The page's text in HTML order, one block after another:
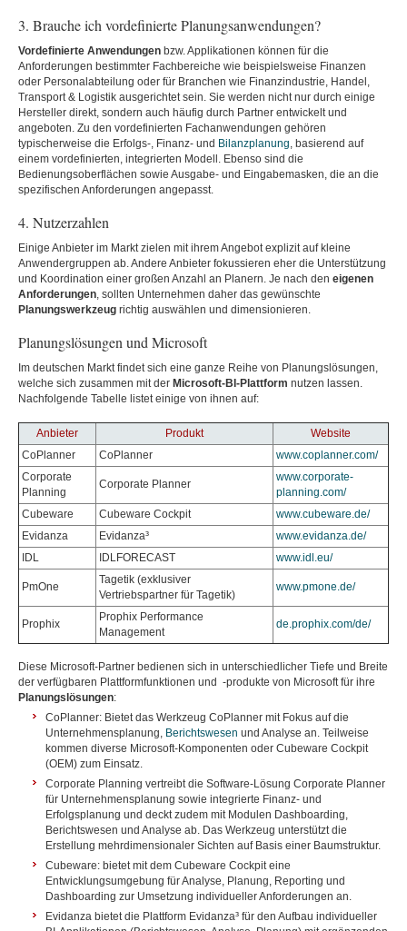
3. Brauche ich vordefinierte Planungsanwendungen?
Vordefinierte Anwendungen bzw. Applikationen können für die
Anforderungen bestimmter Fachbereiche wie beispielsweise Finanzen
oder Personalabteilung oder für Branchen wie Finanzindustrie, Handel,
Transport & Logistik ausgerichtet sein. Sie werden nicht nur durch einige
Hersteller direkt, sondern auch häufig durch Partner entwickelt und
angeboten. Zu den vordefinierten Fachanwendungen gehören
typischerweise die Erfolgs-, Finanz- und Bilanzplanung, basierend auf
einem vordefinierten, integrierten Modell. Ebenso sind die
Bedienungsoberflächen sowie Ausgabe- und Eingabemasken, die an die
spezifischen Anforderungen angepasst.
4. Nutzerzahlen
Einige Anbieter im Markt zielen mit ihrem Angebot explizit auf kleine
Anwendergruppen ab. Andere Anbieter fokussieren eher die Unterstützung
und Koordination einer großen Anzahl an Planern. Je nach den eigenen
Anforderungen, sollten Unternehmen daher das gewünschte
Planungswerkzeug richtig auswählen und dimensionieren.
Planungslösungen und Microsoft
Im deutschen Markt findet sich eine ganze Reihe von Planungslösungen,
welche sich zusammen mit der Microsoft-BI-Plattform nutzen lassen.
Nachfolgende Tabelle listet einige von ihnen auf:
Anbieter Produkt
Website
CoPlanner
CoPlanner
www.coplanner.com/
Corporate
Planning
Corporate Planner
www.corporate-
planning.com/
Cubeware
Cubeware Cockpit
www.cubeware.de/
Evidanza
Evidanza³
www.evidanza.de/
IDL
IDLFORECAST www.idl.eu/
PmOne
Tagetik (exklusiver
Vertriebspartner für Tagetik)
www.pmone.de/
Prophix
Prophix Performance
Management
de.prophix.com/de/
Diese Microsoft-Partner bedienen sich in unterschiedlicher Tiefe und Breite
der verfügbaren Plattformfunktionen und -produkte von Microsoft für ihre
Planungslösungen:
CoPlanner: Bietet das Werkzeug CoPlanner mit Fokus auf die
Unternehmensplanung, Berichtswesen und Analyse an. Teilweise
kommen diverse Microsoft-Komponenten oder Cubeware Cockpit
(OEM) zum Einsatz.
Corporate Planning vertreibt die Software-Lösung Corporate Planner
für Unternehmensplanung sowie integrierte Finanz- und
Erfolgsplanung und deckt zudem mit Modulen Dashboarding,
Berichtswesen und Analyse ab. Das Werkzeug unterstützt die
Erstellung mehrdimensionaler Sichten auf Basis einer Baumstruktur.
Cubeware: bietet mit dem Cubeware Cockpit eine
Entwicklungsumgebung für Analyse, Planung, Reporting und
Dashboarding zur Umsetzung individueller Anforderungen an.
Evidanza bietet die Plattform Evidanza³ für den Aufbau individueller